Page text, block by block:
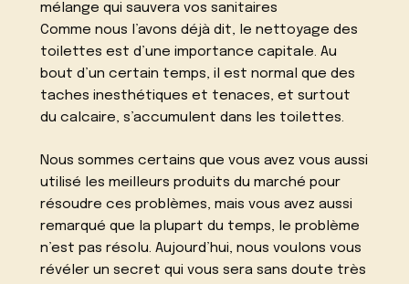
mélange qui sauvera vos sanitaires
Comme nous l’avons déjà dit, le nettoyage des
toilettes est d’une importance capitale. Au
bout d’un certain temps, il est normal que des
taches inesthétiques et tenaces, et surtout
du calcaire, s’accumulent dans les toilettes.
Nous sommes certains que vous avez vous aussi
utilisé les meilleurs produits du marché pour
résoudre ces problèmes, mais vous avez aussi
remarqué que la plupart du temps, le problème
n’est pas résolu. Aujourd’hui, nous voulons vous
révéler un secret qui vous sera sans doute très